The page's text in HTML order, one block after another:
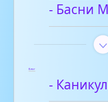
- Басни
Блог
-